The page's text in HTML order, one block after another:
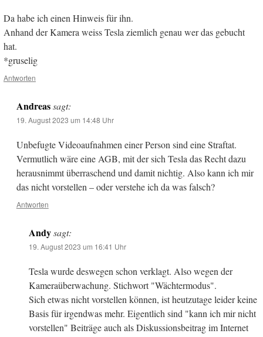
Da habe ich einen Hinweis für ihn.
Anhand der Kamera weiss Tesla ziemlich genau wer das gebucht
hat.
*gruselig
Antworten
Andreas sagt:
19. August 2023 um 14:48 Uhr
Unbefugte Videoaufnahmen einer Person sind eine Straftat.
Vermutlich wäre eine AGB, mit der sich Tesla das Recht dazu
herausnimmt überraschend und damit nichtig. Also kann ich mir
das nicht vorstellen – oder verstehe ich da was falsch?
Antworten
Andy sagt:
19. August 2023 um 16:41 Uhr
Tesla wurde deswegen schon verklagt. Also wegen der
Kameraüberwachung. Stichwort "Wächtermodus".
Sich etwas nicht vorstellen können, ist heutzutage leider keine
Basis für irgendwas mehr. Eigentlich sind "kann ich mir nicht
vorstellen" Beiträge auch als Diskussionsbeitrag im Internet